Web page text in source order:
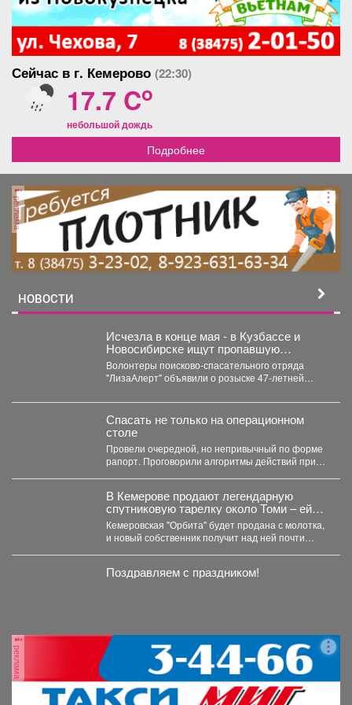
Сейчас в г. Кемерово (22:30)
17.7 Co
небольшой дождь
Подробнее
реклама
НОВОСТИ
Исчезла в конце мая - в Кузбассе и
Новосибирске ищут пропавшую
женщину
Волонтеры поисково-спасательного отряда
"ЛизаАлерт" объявили о розыске 47-летней
перестала выходить на...
Спасать не только на операционном
столе
Провели очередной, но непривычный по форме
рапорт. Проговорили алгоритмы действий при
В Кемерове продают легендарную
спутниковую тарелку около Томи – ей
грозит снос?
Кемеровская "Орбита" будет продана с молотка,
и новый собственник получит над ней почти
Поздравляем с праздником!
реклама